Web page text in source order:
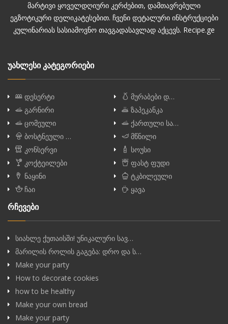
მარტივი ყოველდღიური კერძებით, დამთავრებული
ეგზოტიკური დელიკატესებით. ჩვენი დეტალური ინსტრუქციები
კულინარიას სასიამოვნო თავგადასავლად აქცევს. Recipe.ge
უახლესი კატეგორიები
დესერტი
მურაბები დ…
გარნირი
ზაპეკანკა
ცომეული
ქართული სა…
ბოსტნეული …
მწნილი
კონსერვი
სოუსი
კოქტეილები
ფასტ ფუდი
ნაყინი
ტკბილეული
ჩაი
ყავა
რჩევები
სიახლე ქუთაისში! უნიკალური სავ…
მარილის როლის გაგება: დრო და ს…
Make your party
How to decorate cookies
how to be healthy
Make your own bread
Make your party